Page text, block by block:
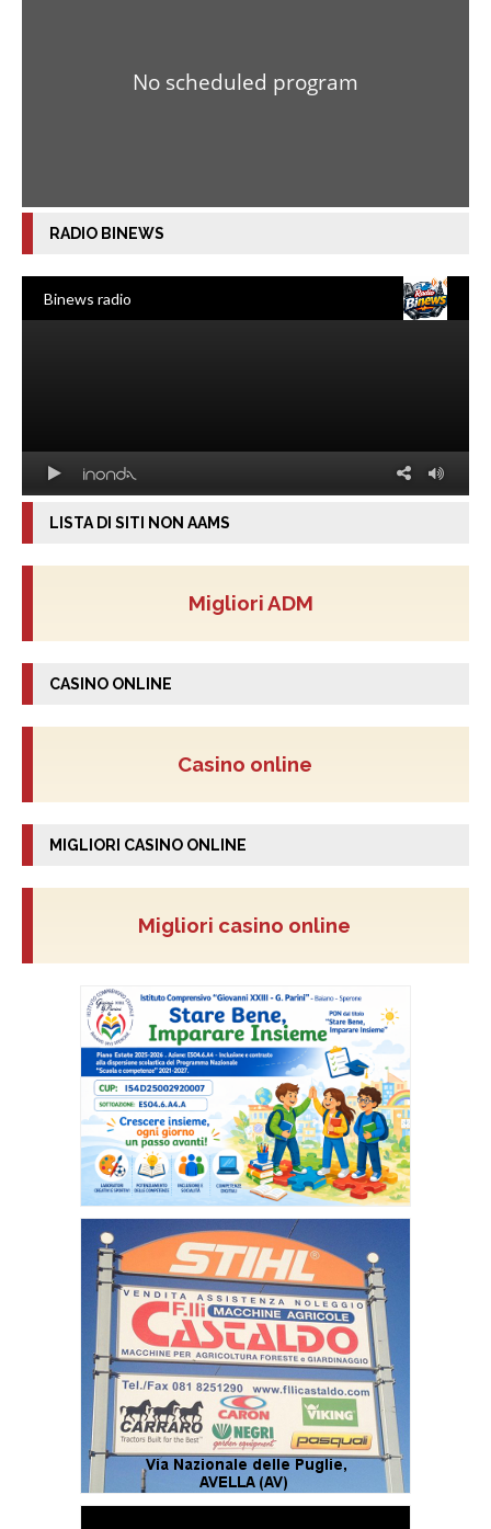
RADIO BINEWS
LISTA DI SITI NON AAMS
Migliori ADM
CASINO ONLINE
Casino online
MIGLIORI CASINO ONLINE
Migliori casino online